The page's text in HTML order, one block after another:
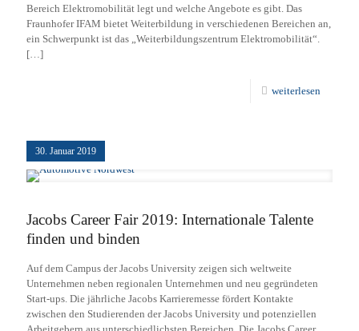
Bereich Elektromobilität legt und welche Angebote es gibt. Das
Fraunhofer IFAM bietet Weiterbildung in verschiedenen Bereichen an,
ein Schwerpunkt ist das „Weiterbildungszentrum Elektromobilität“.
[…]
weiterlesen
30. Januar 2019
Jacobs Career Fair 2019: Internationale Talente
finden und binden
Auf dem Campus der Jacobs University zeigen sich weltweite
Unternehmen neben regionalen Unternehmen und neu gegründeten
Start-ups. Die jährliche Jacobs Karrieremesse fördert Kontakte
zwischen den Studierenden der Jacobs University und potenziellen